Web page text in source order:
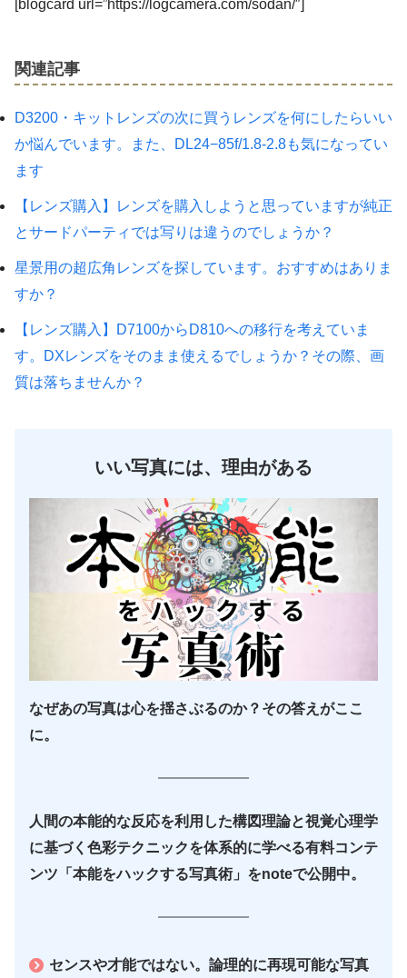
[blogcard url=”https://logcamera.com/sodan/″]
関連記事
D3200・キットレンズの次に買うレンズを何にしたらいい
か悩んでいます。また、DL24−85f/1.8-2.8も気になってい
ます
【レンズ購入】レンズを購入しようと思っていますが純正
とサードパーティでは写りは違うのでしょうか？
星景用の超広角レンズを探しています。おすすめはありま
すか？
【レンズ購入】D7100からD810への移行を考えていま
す。DXレンズをそのまま使えるでしょうか？その際、画
質は落ちませんか？
いい写真には、理由がある
なぜあの写真は心を揺さぶるのか？その答えがここ
に。
人間の本能的な反応を利用した構図理論と視覚心理学
に基づく色彩テクニックを体系的に学べる有料コンテ
ンツ「本能をハックする写真術」をnoteで公開中。
センスや才能ではない。論理的に再現可能な写真